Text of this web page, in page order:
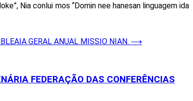
Nia conlui mos “Domin nee hanesan linguagem ida
GERAL ANUAL MISSIO NIAN. ⟶
FEDERAÇÃO DAS CONFERÊNCIAS